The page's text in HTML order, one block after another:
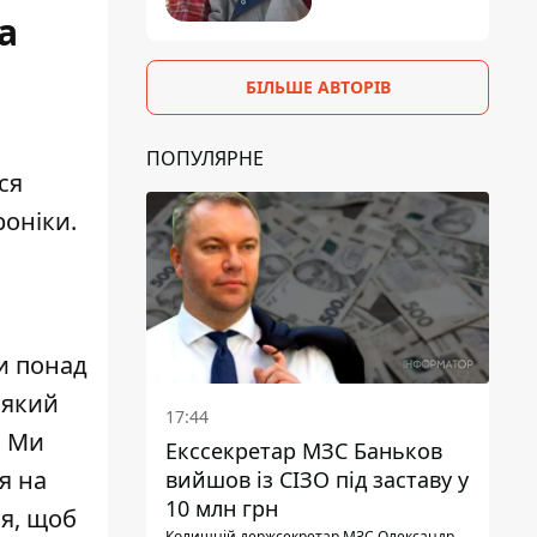
понад
Ми
на
щоб
БІЛЬШЕ АВТОРІВ
ПОПУЛЯРНЕ
17:44
Екссекретар МЗС Баньков
вийшов із СІЗО під заставу у
10 млн грн